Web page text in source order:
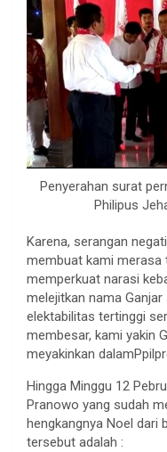
Penyerahan surat
Philipus
Karena, serangan
membuat kami merasa
memperkuat narasi
melejitkan nama
elektabilitas tertinggi
membesar, kami yakin
meyakinkan
Hingga Minggu 12
Pranowo yang sudah
hengkangnya Noel dari
tersebut adalah :